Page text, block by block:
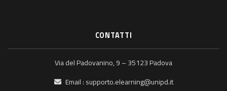
CONTATTI
Via del Padovanino, 9 – 35123 Padova
Email : supporto.elearning@unipd.it